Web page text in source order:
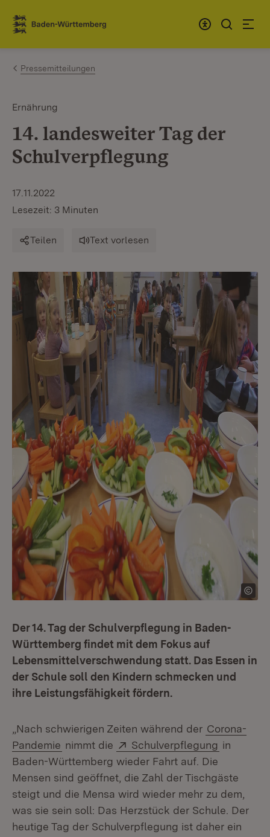
Zum Inhalt springen
Link zur Startseite
Pressemitteilungen
Ernährung
14. landesweiter Tag der
Schulverpflegung
17.11.2022
Lesezeit: 3 Minuten
Teilen Text vorlesen
Der 14. Tag der Schulverpflegung in Baden-
Württemberg findet mit dem Fokus auf
Lebensmittelverschwendung statt. Das Essen in
der Schule soll den Kindern schmecken und
ihre Leistungsfähigkeit fördern.
„Nach schwierigen Zeiten während der Corona-
Pandemie nimmt die Extern:
Schulverpflegung (Öffnet in
in
Baden-Württemberg wieder Fahrt auf. Die
Mensen sind geöffnet, die Zahl der Tischgäste
steigt und die Mensa wird wieder mehr zu dem,
was sie sein soll: Das Herzstück der Schule. Der
heutige Tag der Schulverpflegung ist daher ein